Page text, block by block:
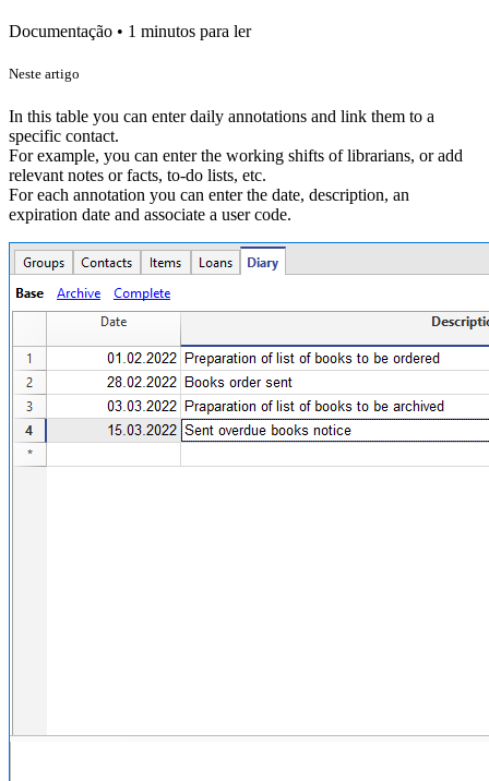
Documentação • 1 minutos para ler
Neste artigo
In this table you can enter daily annotations and link them to a
specific contact.
For example, you can enter the working shifts of librarians, or add
relevant notes or facts, to-do lists, etc.
For each annotation you can enter the date, description, an
expiration date and associate a user code.